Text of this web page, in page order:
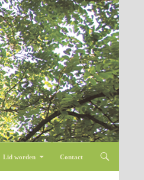
Lid worden Contact